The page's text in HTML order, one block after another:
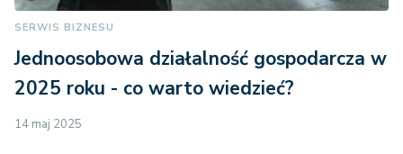
SERWIS BIZNESU
Jednoosobowa działalność gospodarcza w
2025 roku - co warto wiedzieć?
14 maj 2025